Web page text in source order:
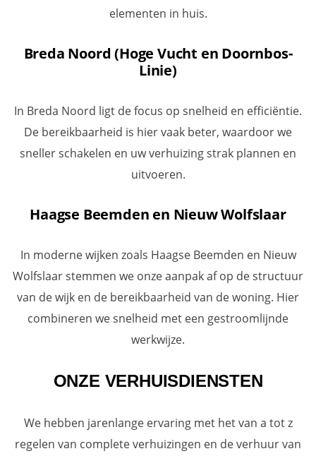
elementen in huis.
Breda Noord (Hoge Vucht en Doornbos-
Linie)
In Breda Noord ligt de focus op snelheid en efficiëntie.
De bereikbaarheid is hier vaak beter, waardoor we
sneller schakelen en uw verhuizing strak plannen en
uitvoeren.
Haagse Beemden en Nieuw Wolfslaar
In moderne wijken zoals Haagse Beemden en Nieuw
Wolfslaar stemmen we onze aanpak af op de structuur
van de wijk en de bereikbaarheid van de woning. Hier
combineren we snelheid met een gestroomlijnde
werkwijze.
ONZE VERHUISDIENSTEN
We hebben jarenlange ervaring met het van a tot z
regelen van complete verhuizingen en de verhuur van